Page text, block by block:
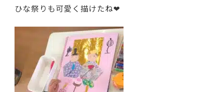
ひな祭りも可愛く描けたね❤